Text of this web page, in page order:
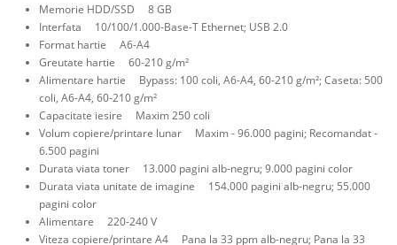
Memorie HDD/SSD 8 GB
Interfata 10/100/1.000-Base-T Ethernet; USB 2.0
Format hartie A6-A4
Greutate hartie 60-210 g/m²
Alimentare hartie Bypass: 100 coli, A6-A4, 60-210 g/m²; Caseta: 500
coli, A6-A4, 60-210 g/m²
Capacitate iesire Maxim 250 coli
Volum copiere/printare lunar Maxim - 96.000 pagini; Recomandat -
6.500 pagini
Durata viata toner 13.000 pagini alb-negru; 9.000 pagini color
Durata viata unitate de imagine 154.000 pagini alb-negru; 55.000
pagini color
Alimentare 220-240 V
Viteza copiere/printare A4 Pana la 33 ppm alb-negru; Pana la 33